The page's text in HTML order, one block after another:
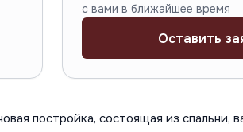
с вами в ближайшее время
Оставить
постройка, состоящая из спальни,